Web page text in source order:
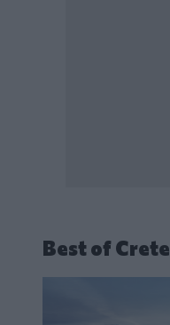
Best of Crete